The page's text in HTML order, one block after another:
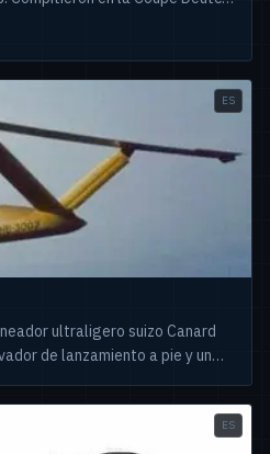
y segundos puestos.
ES
ultraligero suizo Canard
de lanzamiento a pie y un
ES